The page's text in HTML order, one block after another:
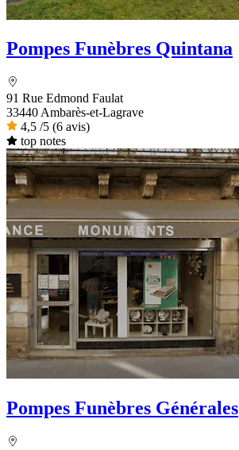
Pompes Funèbres Quintana
91 Rue Edmond Faulat
33440 Ambarès-et-Lagrave
4,5 /5 (6 avis)
top notes
Pompes Funèbres Générales